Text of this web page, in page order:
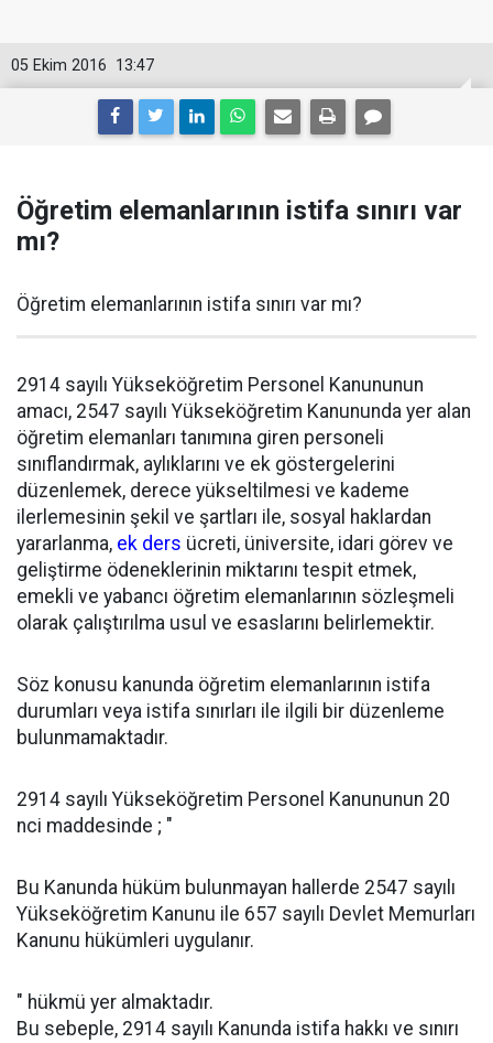
13:47
05 Ekim 2016
Öğretim elemanlarının istifa sınırı var
mı?
Öğretim elemanlarının istifa sınırı var mı?
2914 sayılı Yükseköğretim Personel Kanununun
amacı, 2547 sayılı Yükseköğretim Kanununda yer alan
öğretim elemanları tanımına giren personeli
sınıflandırmak, aylıklarını ve ek göstergelerini
düzenlemek, derece yükseltilmesi ve kademe
ilerlemesinin şekil ve şartları ile, sosyal haklardan
yararlanma, ek ders ücreti, üniversite, idari görev ve
geliştirme ödeneklerinin miktarını tespit etmek,
emekli ve yabancı öğretim elemanlarının sözleşmeli
olarak çalıştırılma usul ve esaslarını belirlemektir.
Söz konusu kanunda öğretim elemanlarının istifa
durumları veya istifa sınırları ile ilgili bir düzenleme
bulunmamaktadır.
2914 sayılı Yükseköğretim Personel Kanununun 20
nci maddesinde ; "
Bu Kanunda hüküm bulunmayan hallerde 2547 sayılı
Yükseköğretim Kanunu ile 657 sayılı Devlet Memurları
Kanunu hükümleri uygulanır.
" hükmü yer almaktadır.
Bu sebeple, 2914 sayılı Kanunda istifa hakkı ve sınırı